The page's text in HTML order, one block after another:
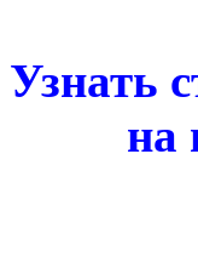
Узнать
на